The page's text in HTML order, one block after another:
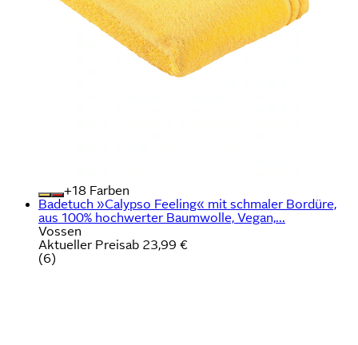
+
Farben
Badetuch »Calypso Feeling« mit schmaler Bordüre,
aus 100% hochwerter Baumwolle, Vegan,...
Vossen
Aktueller Preisab 23,99 €
(6)